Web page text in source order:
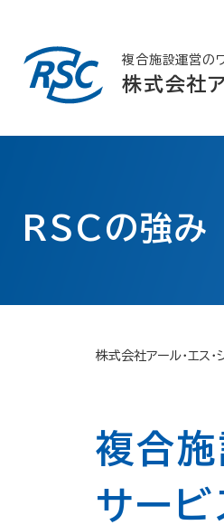
content
複合施設運営の
株式会社ア
RSCの強み
株式会社アール・エス
複合
サービ